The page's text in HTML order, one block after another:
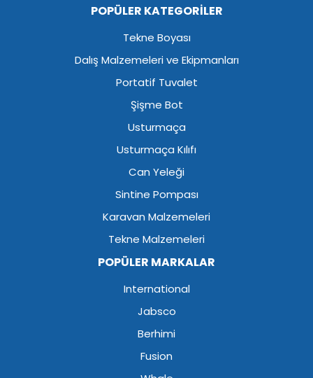
POPÜLER KATEGORİLER
Tekne Boyası
Dalış Malzemeleri ve Ekipmanları
Portatif Tuvalet
Şişme Bot
Usturmaça
Usturmaça Kılıfı
Can Yeleği
Sintine Pompası
Karavan Malzemeleri
Tekne Malzemeleri
POPÜLER MARKALAR
International
Jabsco
Berhimi
Fusion